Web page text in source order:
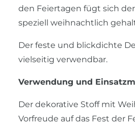
den Feiertagen fügt sich
speziell weihnachtlich
Der feste und blickdichte
vielseitig verwendbar.
Verwendung und
Der dekorative Stoff mit
Vorfreude auf das Fest der